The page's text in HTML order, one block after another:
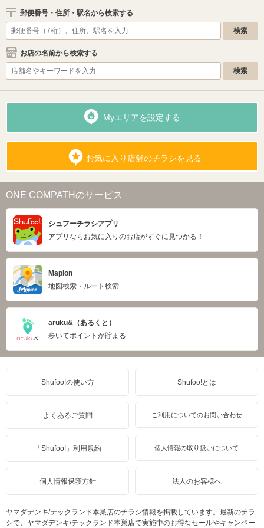
郵便番号・住所・駅名から検索する
お店の名前から検索する
Myエリアを設定する
お気に入り店舗のチラシを見る
ONE COMPATHのサービス
シュフーチラシアプリ
アプリならお気に入りのお店がすぐに見つかる！
Mapion
地図検索・ルート検索
aruku&（あるくと）
歩いてポイントが貯まる
Shufoo!の使い方 Shufoo!とは
よくあるご質問 ご利用についてのお問い合わせ
「Shufoo!」利用規約 個人情報の取り扱いについて
個人情報保護方針 法人のお客様へ
ヤマダデンキ/テックランド本巣店のチラシ情報を掲載しています。最新のチラ
シで、ヤマダデンキ/テックランド本巣店で実施中のお得なセールやキャンペー